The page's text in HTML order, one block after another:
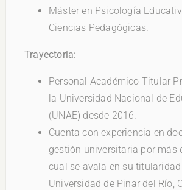
Máster en Psicología
Ciencias Pedagógicas.
Trayectoria:
Personal Académico Titular
la Universidad Nacional de
(UNAE) desde 2016.
Cuenta con experiencia en
gestión universitaria por más
cual se avala en su titularidad
Universidad de Pinar del Río,